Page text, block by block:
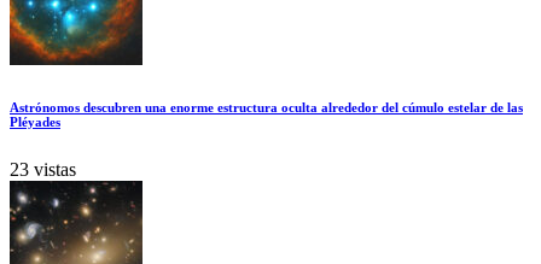
Astrónomos descubren una enorme estructura oculta alrededor del cúmulo estelar de las
Pléyades
23 vistas